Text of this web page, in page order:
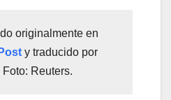
originalmente en
y traducido por
Reuters.